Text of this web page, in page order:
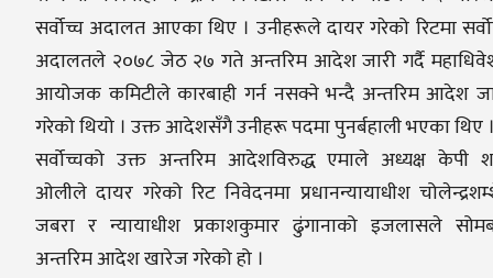
सर्वोच्च अदालत आएका थिए । उनीहरूले दायर गरेको रिटमा
अदालतले २०७८ जेठ २७ गते अन्तरिम आदेश जारी गर्दै
आयोजक कमिटीले कारबाही गर्न नसक्ने भन्दै अन्तरिम आदेश
गरेको थियो । उक्त आदेशसँगै उनीहरू पदमा पुनर्बहाली भएका थिए
सर्वोच्चको उक्त अन्तरिम आदेशविरुद्ध एमाले अध्यक्ष केपी
ओलीले दायर गरेको रिट निवेदनमा प्रधानन्यायाधीश
जबरा र न्यायाधीश प्रकाशकुमार ढुंगानाको इजलासले
अन्तरिम आदेश खारेज गरेको हो ।